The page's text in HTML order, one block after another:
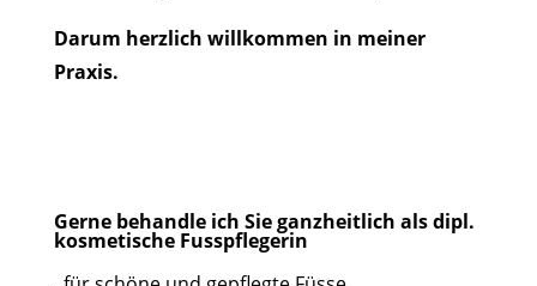
Darum herzlich willkommen in meiner
Praxis.
Gerne behandle ich Sie ganzheitlich als dipl.
kosmetische Fusspflegerin